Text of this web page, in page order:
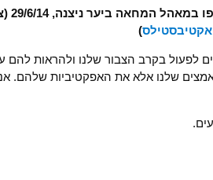
המחאה ביער ניצנה, 29/6/14 (צילום:
אקטיבסטילס)
לפעול בקרב הצבור שלנו ולהראות
שלנו אלא את האפקטיביות שלהם.